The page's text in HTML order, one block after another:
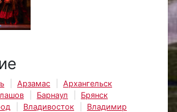
Арзамас
Архангельск
Барнаул
Брянск
Владивосток
Владимир